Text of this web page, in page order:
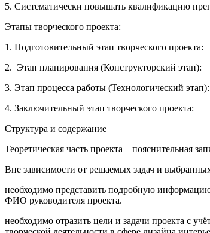
5. Систематически повышать квалификацию
Этапы творческого проекта:
1. Подготовительный этап творческого проекта:
2. Этап планирования (Конструкторский этап):
3. Этап процесса работы (Технологический
4. Заключительный этап творческого проекта:
Структура и содержание
Теоретическая часть проекта – пояснительная
Вне зависимости от решаемых задач и
необходимо представить подробную
ФИО руководителя проекта.
необходимо отразить цели и задачи проекта с